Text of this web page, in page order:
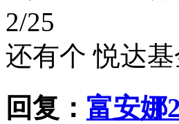
2/25
还有个 悦达
回复： 富安娜